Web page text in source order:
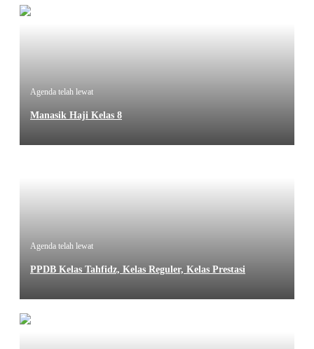
Agenda telah lewat
Manasik Haji Kelas 8
Agenda telah lewat
PPDB Kelas Tahfidz, Kelas Reguler, Kelas Prestasi